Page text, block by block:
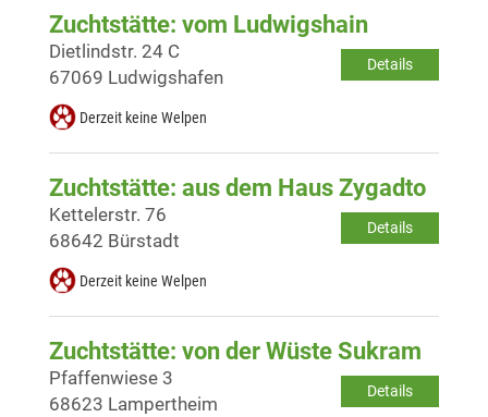
Zuchtstätte: vom Ludwigshain
Details
Dietlindstr. 24 C
67069 Ludwigshafen
Derzeit keine Welpen
Zuchtstätte: aus dem Haus Zygadto
Details
Kettelerstr. 76
68642 Bürstadt
Derzeit keine Welpen
Zuchtstätte: von der Wüste Sukram
Details
Pfaffenwiese 3
68623 Lampertheim